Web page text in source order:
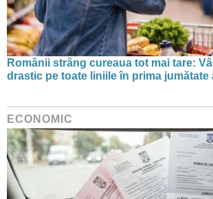
Românii strâng cureaua tot mai tare:
drastic pe toate liniile în prima jumătate
ECONOMIC